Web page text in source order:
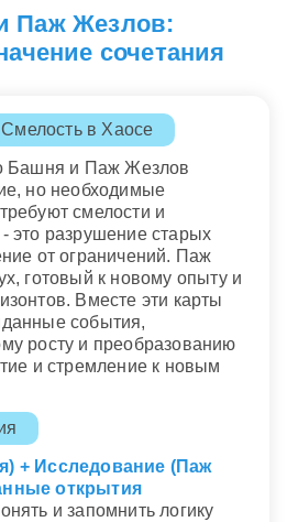
Паж Жезлов:
сочетания
в Хаосе
Башня и Паж Жезлов
но необходимые
смелости и
это разрушение старых
от ограничений. Паж
готовый к новому опыту и
Вместе эти карты
события,
росту и преобразованию
и стремление к новым
+ Исследование (Паж
открытия
и запомнить логику